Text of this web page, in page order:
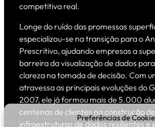
Preferências de
competitiva real.
Longe do ruído das promessas
especializou-se na transição para o
Prescritivo, ajudando empresas a
barreira da visualização de dados
clareza na tomada de decisão. Com
atravessa as principais evoluções do
2007, ele já formou mais de 5.000
centenas de clientes na construção de
infraestruturas de dados resilientes e